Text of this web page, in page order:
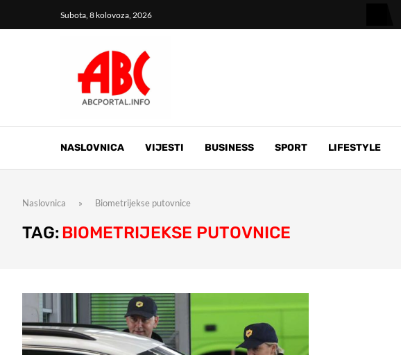
Subota, 8 kolovoza, 2026
NASLOVNICA VIJESTI BUSINESS SPORT LIFESTYLE
Naslovnica » Biometrijekse putovnice
TAG: BIOMETRIJEKSE PUTOVNICE